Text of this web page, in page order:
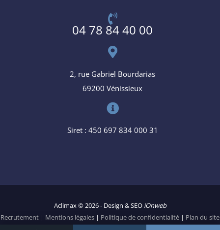
04 78 84 40 00
2, rue Gabriel Bourdarias
69200 Vénissieux
Siret : 450 697 834 000 31
Aclimax © 2026 - Design & SEO iOnweb
Recrutement | Mentions légales | Politique de confidentialité | Plan du site